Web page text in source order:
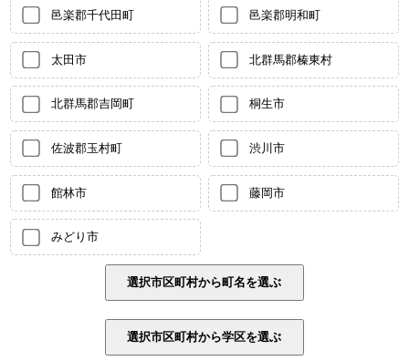
邑楽郡千代田町 邑楽郡明和町
太田市 北群馬郡榛東村
北群馬郡吉岡町 桐生市
佐波郡玉村町 渋川市
館林市 藤岡市
みどり市